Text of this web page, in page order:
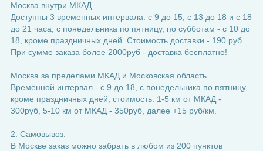
Москва внутри МКАД.
Доступны 3 временных интервала: с 9 до 15, с 13 до 18 и с 18
до 21 часа, с понедельника по пятницу, по субботам - с 10 до
18, кроме праздничных дней. Стоимость доставки - 190 руб.
При сумме заказа более 2000руб - доставка бесплатно!
Москва за пределами МКАД и Московская область.
Временной интервал - с 9 до 18, с понедельника по пятницу,
кроме праздничных дней, стоимость: 1-5 км от МКАД -
300руб, 5-10 км от МКАД - 350руб, далее +15 руб/км.
2. Самовывоз.
В Москве заказ можно забрать в любом из 200 пунктов